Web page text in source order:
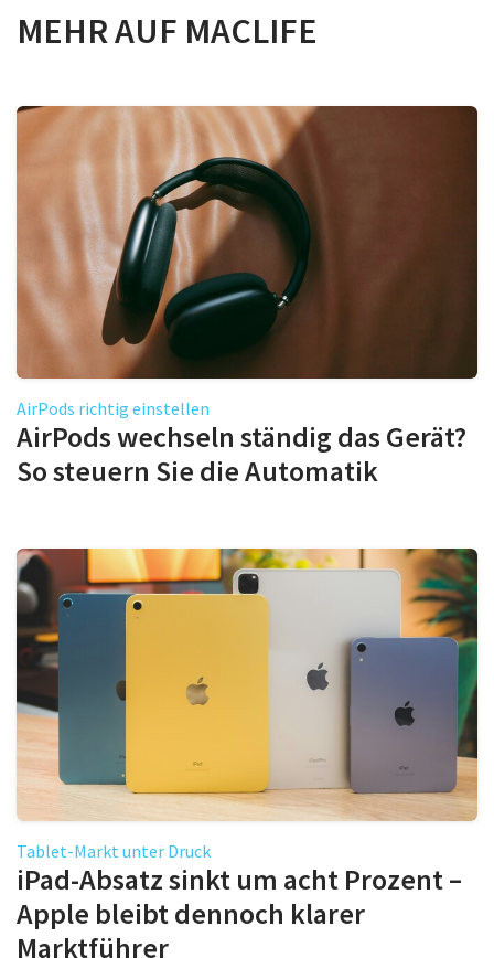
MEHR AUF MACLIFE
AirPods richtig einstellen
AirPods wechseln ständig das Gerät?
So steuern Sie die Automatik
Tablet-Markt unter Druck
iPad-Absatz sinkt um acht Prozent –
Apple bleibt dennoch klarer
Marktführer